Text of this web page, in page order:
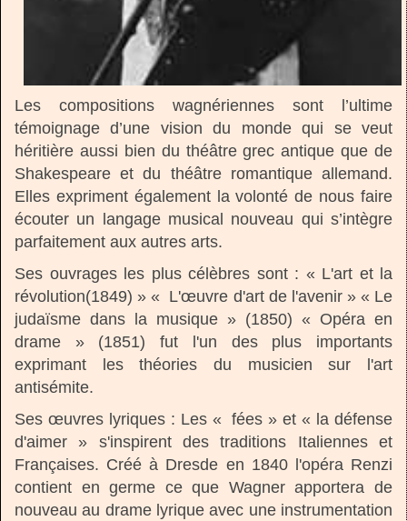
Les compositions wagnériennes sont l’ultime
témoignage d’une vision du monde qui se veut
héritière aussi bien du théâtre grec antique que de
Shakespeare et du théâtre romantique allemand.
Elles expriment également la volonté de nous faire
écouter un langage musical nouveau qui s’intègre
parfaitement aux autres arts.
Ses ouvrages les plus célèbres sont : « L'art et la
révolution(1849) » « L'œuvre d'art de l'avenir » « Le
judaïsme dans la musique » (1850) « Opéra en
drame » (1851) fut l'un des plus importants
exprimant les théories du musicien sur l'art
antisémite.
Ses œuvres lyriques : Les « fées » et « la défense
d'aimer » s'inspirent des traditions Italiennes et
Françaises. Créé à Dresde en 1840 l'opéra Renzi
contient en germe ce que Wagner apportera de
nouveau au drame lyrique avec une instrumentation